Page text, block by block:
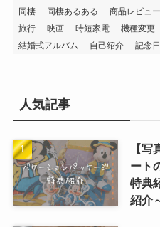
同棲
同棲あるある 商品レビュー
旅行
映画 時短家電 機種変更
結婚式アルバム
自己紹介 記念日
人気記事
【
ート
特典
紹介